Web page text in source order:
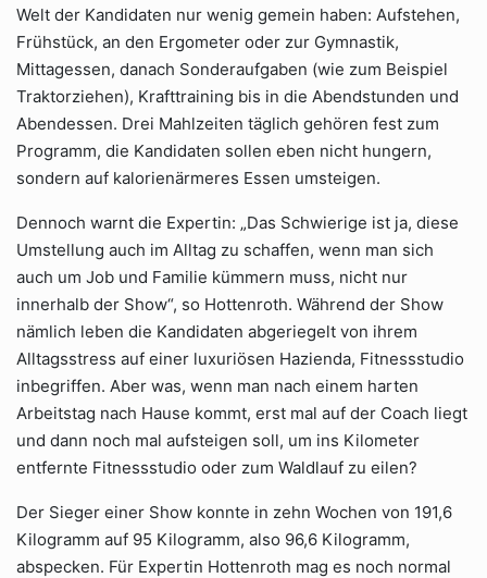
Welt der Kandidaten nur wenig gemein haben: Aufstehen,
Frühstück, an den Ergometer oder zur Gymnastik,
Mittagessen, danach Sonderaufgaben (wie zum Beispiel
Traktorziehen), Krafttraining bis in die Abendstunden und
Abendessen. Drei Mahlzeiten täglich gehören fest zum
Programm, die Kandidaten sollen eben nicht hungern,
sondern auf kalorienärmeres Essen umsteigen.
Dennoch warnt die Expertin: „Das Schwierige ist ja, diese
Umstellung auch im Alltag zu schaffen, wenn man sich
auch um Job und Familie kümmern muss, nicht nur
innerhalb der Show“, so Hottenroth. Während der Show
nämlich leben die Kandidaten abgeriegelt von ihrem
Alltagsstress auf einer luxuriösen Hazienda, Fitnessstudio
inbegriffen. Aber was, wenn man nach einem harten
Arbeitstag nach Hause kommt, erst mal auf der Coach liegt
und dann noch mal aufsteigen soll, um ins Kilometer
entfernte Fitnessstudio oder zum Waldlauf zu eilen?
Der Sieger einer Show konnte in zehn Wochen von 191,6
Kilogramm auf 95 Kilogramm, also 96,6 Kilogramm,
abspecken. Für Expertin Hottenroth mag es noch normal